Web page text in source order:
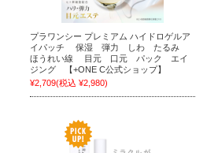
プラワンシー プレミアム ハイドロゲルア
イパッチ 保湿 弾力 しわ たるみ
ほうれい線 目元 口元 パック エイ
ジング 【+ONE C公式ショップ】
¥2,709(税込 ¥2,980)